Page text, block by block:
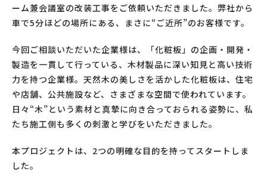
ーム兼会議室の改装工事をご依頼いただきました。弊社から
車で5分ほどの場所にある、まさに“ご近所”のお客様です。
今回ご相談いただいた企業様は、「化粧板」の企画・開発・
製造を一貫して行っている、木材製品に深い知見と高い技術
力を持つ企業様。天然木の美しさを活かした化粧板は、住宅
や店舗、公共施設など、さまざまな空間で使われています。
日々“木”という素材と真摯に向き合っておられる姿勢に、私
たち施工側も多くの刺激と学びをいただきました。
本プロジェクトは、2つの明確な目的を持ってスタートしま
した。